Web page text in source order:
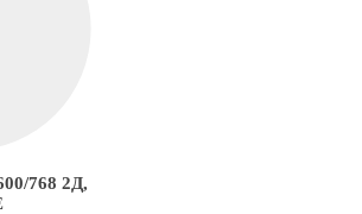
768 2Д,